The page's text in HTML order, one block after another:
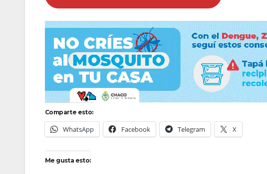
Comparte esto:
WhatsApp Facebook Telegram X
Me gusta esto: